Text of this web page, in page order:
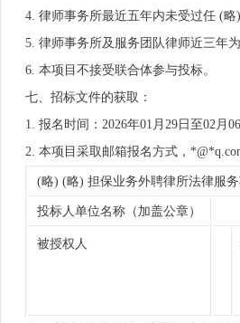
4. 律师事务所最近五年内未受过任 (略
5. 律师事务所及服务团队律师近三年
6. 本项目不接受联合体参与投标。
七、招标文件的获取：
1. 报名时间：2026年01月29日至02
2. 本项目采取邮箱报名方式，
(略) (略) 担保业务外聘律所法律服
投标人单位名称（加盖公章）
被授权人